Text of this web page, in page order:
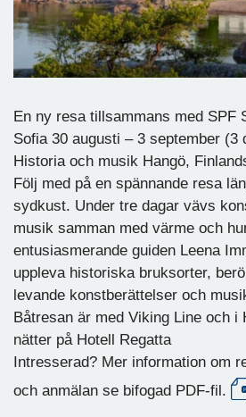
En ny resa tillsammans med SPF
Sofia 30 augusti – 3 september (3
Historia och musik Hangö,
Följ med på en spännande resa
sydkust. Under tre dagar vävs
musik samman med värme och
entusiasmerande guiden Leena
uppleva historiska bruksorter,
levande konstberättelser och
Båtresan är med Viking Line och i
nätter på Hotell Regatta
Intresserad? Mer information om
och anmälan se bifogad PDF-fil.